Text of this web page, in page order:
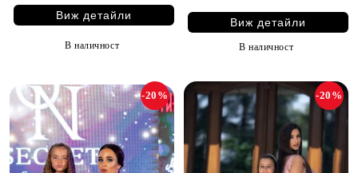
Виж детайли
В наличност
Виж детайли
В наличност
-20% -20%